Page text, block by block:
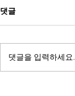
댓글
댓글을 입력하세요.